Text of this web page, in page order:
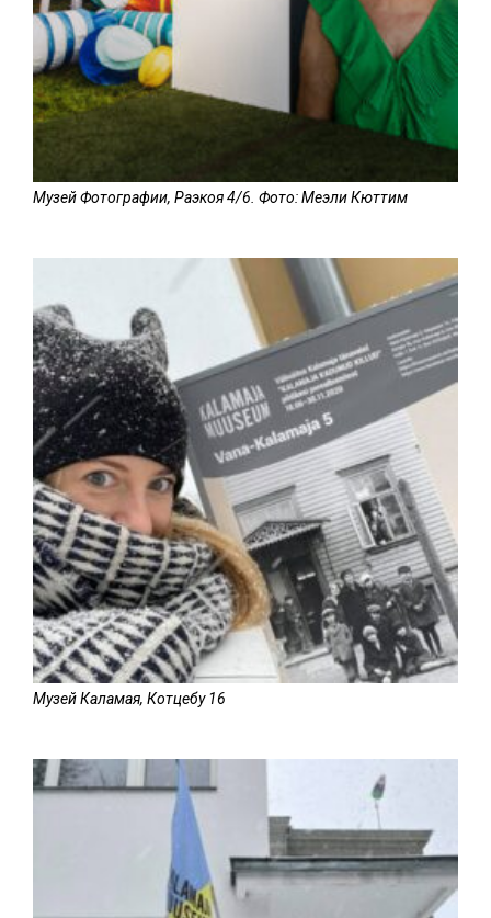
Музей Фотографии, Раэкоя 4/6. Фото: Меэли Кюттим
Музей Каламая, Котцебу 16